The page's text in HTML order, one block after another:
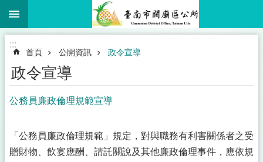
跳到主要內容區塊
搜
尋
階
搜
民
卡
:::
首頁 公開資訊 政令宣導
政令宣導
公務員廉政倫理規範宣導
「公務員廉政倫理規範」規定，對與職務有利害關係者之受
贈財物、飲宴應酬、請託關說及其他廉政倫理事件，應依規